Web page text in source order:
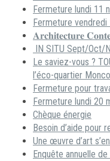
Fermeture lundi 11
Fermeture
𝐀𝐫𝐜𝐡𝐢𝐭𝐞𝐜𝐭𝐮𝐫𝐞
IN SITU Sept/Oct/
Le saviez-vous ?
l’éco-quartier
Fermeture pour
Fermeture lundi 20
Chèque énergie
Besoin d’aide pour
Une œuvre d’art
Enquête annuelle